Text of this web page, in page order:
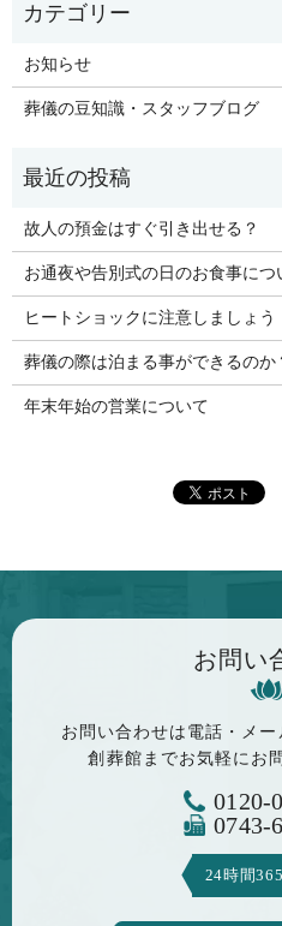
お知らせ
葬儀の豆知識・スタッフブログ
故人の預金はすぐ引き出せる？
お通夜や告別式の日のお食事につ
ヒートショックに注意しましょう
葬儀の際は泊まる事ができるのか
年末年始の営業について
お問い
お問い合わせは電話・メー
創葬館までお気軽に お
0120-
0743-
24時間